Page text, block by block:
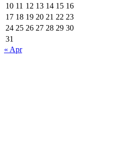
10 11 12 13 14 15 16
17 18 19 20 21 22 23
24 25 26 27 28 29 30
31
« Apr